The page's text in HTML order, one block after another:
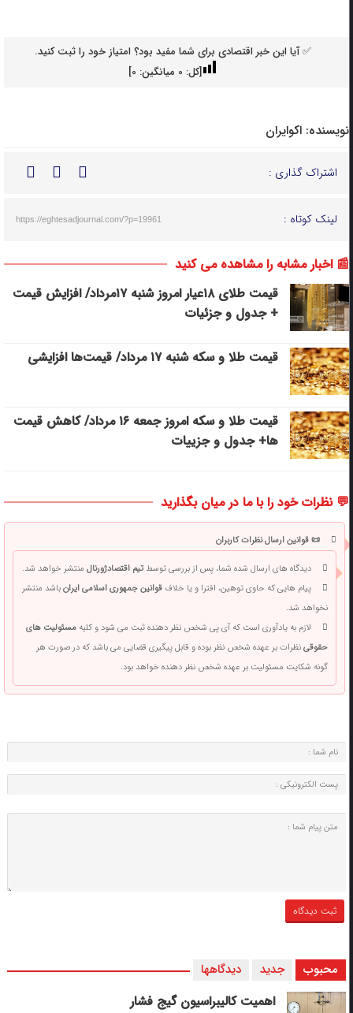
✅ آیا این خبر اقتصادی برای شما مفید بود؟ امتیاز خود را ثبت کنید.
[کل: 0میانگین: 0
]
نویسنده: اکوایران
اشتراک گذاری :
لینک کوتاه : https://eghtesadjournal.com/?p=19961
📰 اخبار مشابه را مشاهده می کنید
قیمت طلای ۱۸عیار امروز شنبه ۱۷مرداد/ افزایش قیمت
+ جدول و جزئیات
قیمت طلا و سکه شنبه ۱۷ مرداد/ قیمت‌ها افزایشی
قیمت طلا و سکه امروز جمعه ۱۶ مرداد/ کاهش قیمت
ها+ جدول و جزییات
💬 نظرات خود را با ما در میان بگذارید
📜 قوانین ارسال نظرات کاربران
دیدگاه های ارسال شده شما، پس از بررسی توسطتیم اقتصادژورنالمنتشر خواهد شد.
پیام هایی که حاوی توهین، افترا و یا خلافقوانین جمهوری اسلامی ایرانباشد منتشر
نخواهد شد.
لازم به یادآوری است که آی پی شخص نظر دهنده ثبت می شود و کلیهمسئولیت های
حقوقینظرات بر عهده شخص نظر بوده و قابل پیگیری قضایی می باشد که در صورت هر
گونه شکایت مسئولیت بر عهده شخص نظر دهنده خواهد بود.
محبوب جدید دیدگاهها
اهمیت کالیبراسیون گیج فشار